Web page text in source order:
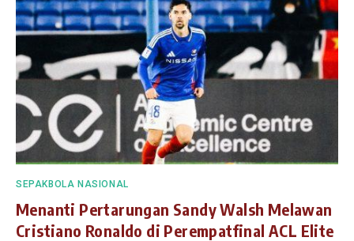
SEPAKBOLA NASIONAL
Menanti Pertarungan Sandy Walsh Melawan
Cristiano Ronaldo di Perempatfinal ACL Elite